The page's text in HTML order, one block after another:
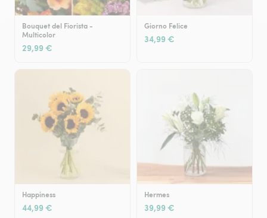
Bouquet del Fiorista -
Multicolor
29,99 €
Giorno Felice
34,99 €
Happiness
44,99 €
Hermes
39,99 €